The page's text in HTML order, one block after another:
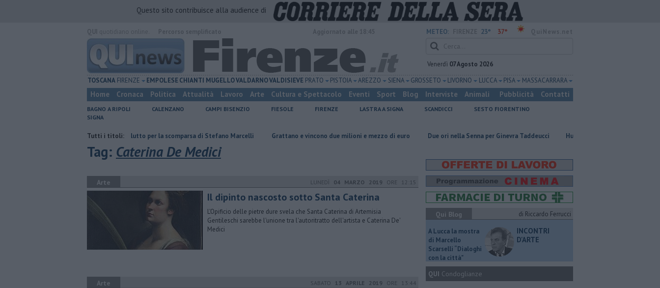
Questo sito contribuisce alla audience di
METEO: 23° 37°
Venerdì 07 Agosto 2026
TOSCANA FIRENZE EMPOLESECHIANTI MUGELLOVALDARNOVALDISIEVE PRATO PISTOIA AREZZO SIENA GROSSETO LIVORNO LUCCA PISA MASSA CARRARA
Home Cronaca Politica Attualità Lavoro Arte Cultura e Spettacolo Eventi Sport Blog Interviste Animali Pubblicità Contatti
BAGNO A RIPOLI CALENZANO CAMPI BISENZIO FIESOLE FIRENZE LASTRA A SIGNA SCANDICCI
SESTO FIORENTINO
SIGNA
Tutti i titoli:
Giornalismo in lutto per la scomparsa di Stefano Marcelli Grattano e vincono due milioni e mezzo di euro Due ori nella Senna per Ginevra Taddeucci Hub delle energie rinnovabili nell'ex deposito Eni
Tag: Caterina De Medici
Arte LUNEDÌ 04 MARZO 2019 ORE 12:15
Il dipinto nascosto sotto Santa Caterina
L'Opificio delle pietre dure svela che Santa Caterina di Artemisia
Gentileschi sarebbe l'unione tra l'autoritratto dell'artista e Caterina De'
Medici
Arte SABATO 13 APRILE 2019 ORE 13:44
Qui Blog di Riccardo Ferrucci
A Lucca la mostra
di Marcello
Scarselli “Dialoghi
con la città"
INCONTRI
D'ARTE
QUI Condoglianze